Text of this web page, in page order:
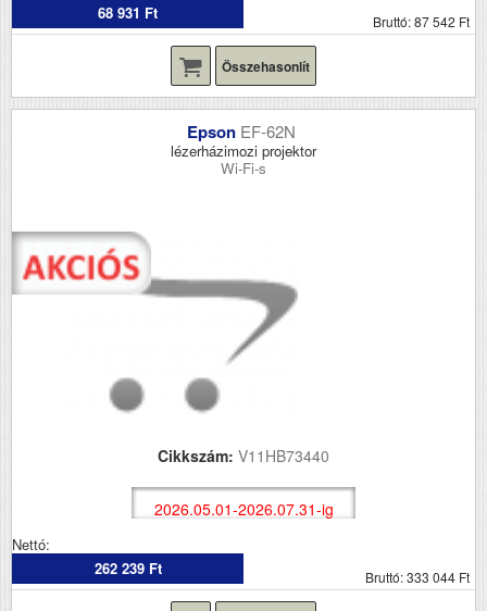
68 931 Ft
Bruttó: 87 542 Ft
Összehasonlít
Epson EF-62N
lézerházimozi projektor
Wi-Fi-s
Cikkszám: V11HB73440
2026.05.01-2026.07.31-ig
Nettó:
262 239 Ft
Bruttó: 333 044 Ft